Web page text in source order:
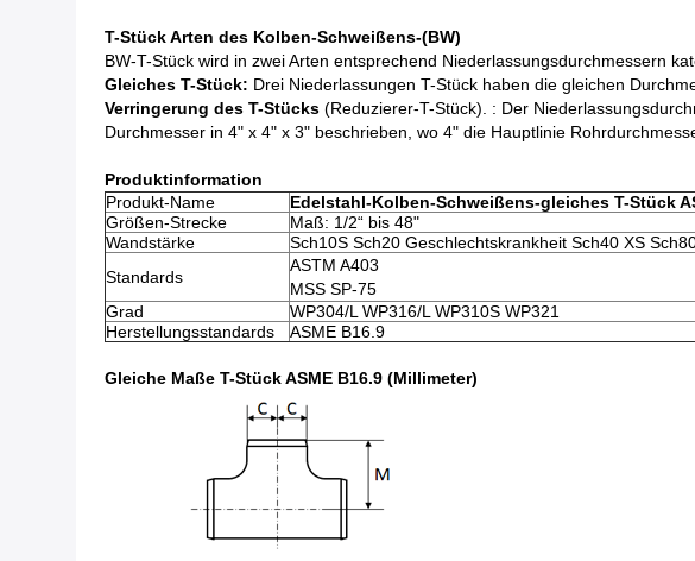
T-Stück Arten des Kolben-Schweißens-(BW)
BW-T-Stück wird in zwei Arten entsprechend Niederlassungsdurchmessern
Gleiches T-Stück: Drei Niederlassungen T-Stück haben die gleichen
Verringerung des T-Stücks (Reduzierer-T-Stück). : Der
Durchmesser in 4" x 4" x 3" beschrieben, wo 4" die Hauptlinie
Produktinformation
Produkt-Name
Edelstahl-Kolben-Schweißens-gleiches T-Stück
Größen-Strecke
Maß: 1/2“ bis 48"
Wandstärke
Sch10S Sch20 Geschlechtskrankheit Sch40 XS
Standards
ASTM A403
MSS SP-75
Grad
WP304/L WP316/L WP310S WP321
Herstellungsstandards
ASME B16.9
Gleiche Maße T-Stück ASME B16.9 (Millimeter)